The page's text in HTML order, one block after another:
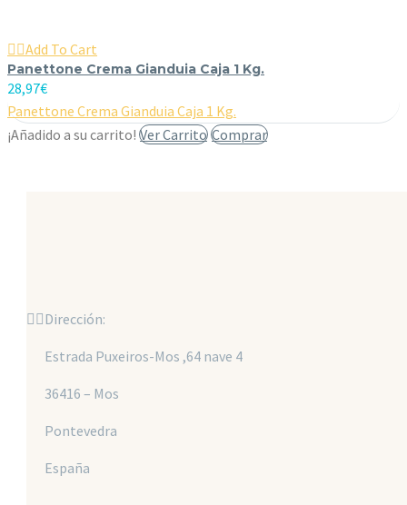
Add To Cart
Panettone Crema Gianduia Caja 1 Kg.
28,97€
Panettone Crema Gianduia Caja 1 Kg.
¡Añadido a su carrito! Ver Carrito Comprar
Dirección:
Estrada Puxeiros-Mos ,64 nave 4
36416 – Mos
Pontevedra
España